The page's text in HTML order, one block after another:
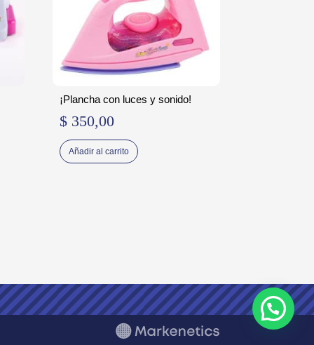
¡Plancha con luces y sonido!
$ 350,00
Añadir al carrito